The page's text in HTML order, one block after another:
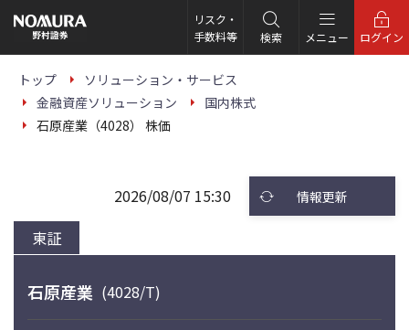
の
ー
リスク・
手数料等
検索 メニュー ログイン
トップ
ソリューション・サービス
金融資産ソリューション
国内株式
石原産業（4028） 株価
東証
2026/08/07 15:30 情報更新
石原産業 (4028/T)